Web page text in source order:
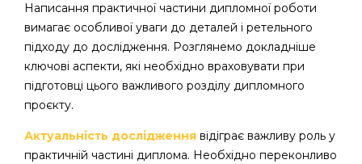
Написання практичної частини дипломної роботи
вимагає особливої уваги до деталей і ретельного
підходу до дослідження. Розглянемо докладніше
ключові аспекти, які необхідно враховувати при
підготовці цього важливого розділу дипломного
проєкту.
Актуальність дослідження відіграє важливу роль у
практичній частині диплома. Необхідно переконливо